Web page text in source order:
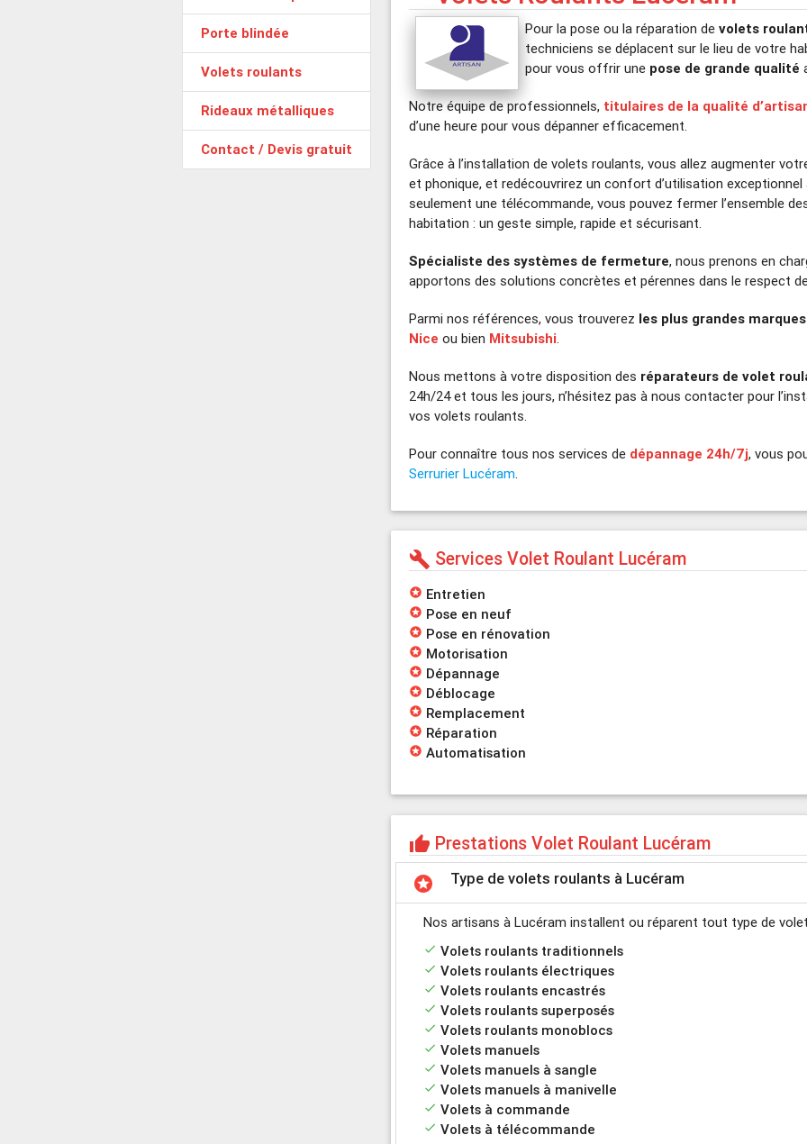
Porte blindée
Volets roulants
Rideaux métalliques
Contact / Devis gratuit
Pour la pose ou la réparation devolets
techniciens se déplacent sur le lieu de votre
pour vous offrir une pose de grande qualité
Notre équipe de professionnels, titulaires de la qualité
d’une heure pour vous dépanner efficacement.
Grâce à l’installation de volets roulants, vous allez augmenter
et phonique, et redécouvrirez un confort d’utilisation
seulement une télécommande, vous pouvez fermer l’ensemble
habitation : un geste simple, rapide et sécurisant.
Spécialiste des systèmes de fermeture, nous prenons en
apportons des solutions concrètes et pérennes dans le respect
Parmi nos références, vous trouverez les plus grandes marques
Nice ou bien Mitsubishi
Nous mettons à votre disposition des réparateurs de volet
24h/24 et tous les jours, n’hésitez pas à nous contacter pour
vos volets roulants.
Pour connaître tous nos services de dépannage 24h/7j, vous
Serrurier Lucéram
build Services Volet Roulant Lucéram
stars Entretien
stars Pose en neuf
stars Pose en rénovation
stars Motorisation
stars Dépannage
stars Déblocage
stars Remplacement
stars Réparation
stars Automatisation
thumb_up Prestations Volet Roulant Lucéram
stars Type de volets roulants à Lucéram
Nos artisans à Lucéram installent ou réparent tout type de
done Volets roulants traditionnels
done Volets roulants électriques
done Volets roulants encastrés
done Volets roulants superposés
done Volets roulants monoblocs
done Volets manuels
done Volets manuels à sangle
done Volets manuels à manivelle
done Volets à commande
done Volets à télécommande